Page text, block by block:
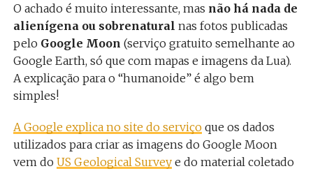
O achado é muito interessante, mas não há nada de
alienígena ou sobrenatural nas fotos publicadas
pelo Google Moon (serviço gratuito semelhante ao
Google Earth, só que com mapas e imagens da Lua).
A explicação para o “humanoide” é algo bem
simples!
A Google explica no site do serviçoque os dados
utilizados para criar as imagens do Google Moon
vem do US Geological Surveye do material coletado